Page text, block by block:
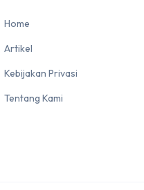
Home
Artikel
Kebijakan Privasi
Tentang Kami